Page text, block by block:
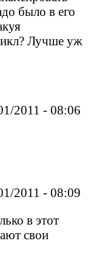
было в его
Лучше уж
2011 - 08:06
2011 - 08:09
в этот
свои